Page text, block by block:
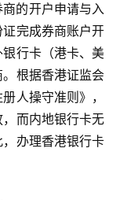
的开户申请与入
完成券商账户开
行卡（港卡、美
根据香港证监会
人操守准则》，
而内地银行卡无
办理香港银行卡